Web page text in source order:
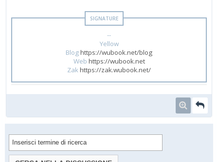
--
Yellow
Bloghttps://wubook.net/blog
Web https://wubook.net
Zakhttps://zak.wubook.net/